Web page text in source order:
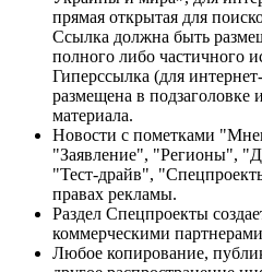
прямая открытая для
Ссылка должна быть
полного либо частичного
Гиперссылка (для
размещена в подзаголовке
материала.
Новости с пометками
"Заявление", "Регионы",
"Тест-драйв",
правах рекламы.
Раздел Спецпроекты
коммерческими
Любое копирование,